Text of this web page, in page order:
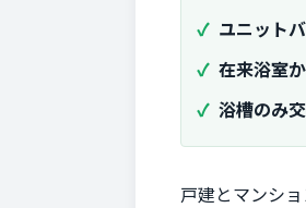
ユニット
在来浴室
浴槽のみ
戸建とマンシ